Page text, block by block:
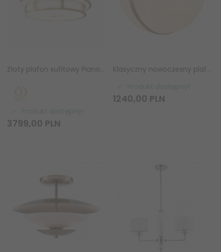
Złoty plafon sufitowy Piano PL OLD Gold 80 Orlicki Design złoto satynowe OR85754
3799,00 PLN
Klasyczny nowoczesny plafon sufitowy mosiądz DRAYTON C03395BR Cosmo Light
1240,00 PLN